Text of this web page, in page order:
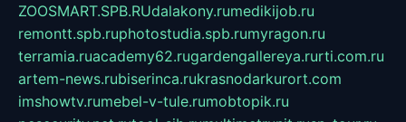
ZOOSMART.SPB.RUdalakony.rumedikijob.ru
remontt.spb.ruphotostudia.spb.rumyragon.ru
terramia.ruacademy62.rugardengallereya.rurti.com.ru
artem-news.rubiserinca.rukrasnodarkurort.com
imshowtv.rumebel-v-tule.rumobtopik.ru